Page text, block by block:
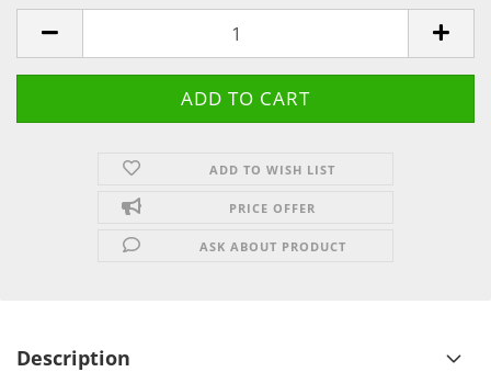
ADD TO WISH LIST
PRICE OFFER
ASK ABOUT PRODUCT
Description